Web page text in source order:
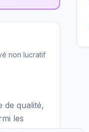
non lucratif
de qualité,
les